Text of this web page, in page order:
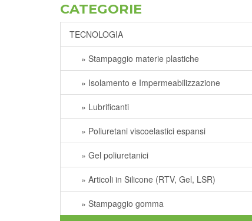
CATEGORIE
TECNOLOGIA
» Stampaggio materie plastiche
» Isolamento e Impermeabilizzazione
» Lubrificanti
» Poliuretani viscoelastici espansi
» Gel poliuretanici
» Articoli in Silicone (RTV, Gel, LSR)
» Stampaggio gomma